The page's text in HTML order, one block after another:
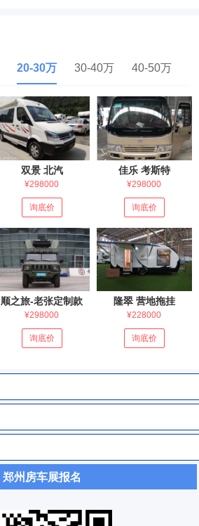
20-30万 30-40万 40-50万
双景 北汽
¥298000
询底价
佳乐 考斯特
¥298000
询底价
顺之旅-老张定制款
¥298000
询底价
隆翠 营地拖挂
¥228000
询底价
郑州房车展报名